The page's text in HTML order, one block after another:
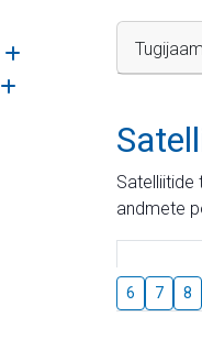
Ava alammenüü
Ava alammenüü
Satelliitide
andmete
6 7 8